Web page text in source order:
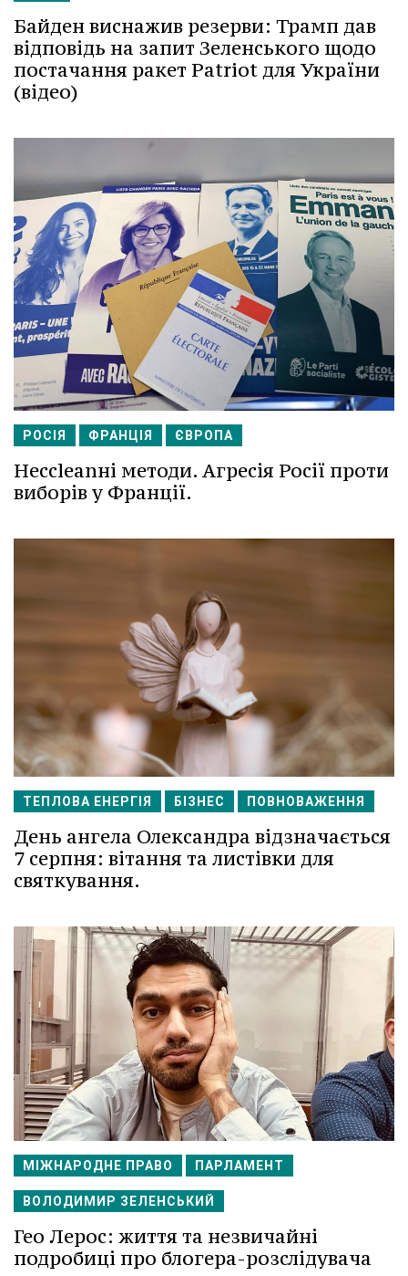
Байден виснажив резерви: Трамп дав
відповідь на запит Зеленського щодо
постачання ракет Patriot для України
(відео)
РОСІЯ ФРАНЦІЯ ЄВРОПА
Несcleanні методи. Агресія Росії проти
виборів у Франції.
ТЕПЛОВА ЕНЕРГІЯ БІЗНЕС ПОВНОВАЖЕННЯ
День ангела Олександра відзначається
7 серпня: вітання та листівки для
святкування.
МІЖНАРОДНЕ ПРАВО ПАРЛАМЕНТ
ВОЛОДИМИР ЗЕЛЕНСЬКИЙ
Гео Лерос: життя та незвичайні
подробиці про блогера-розслідувача